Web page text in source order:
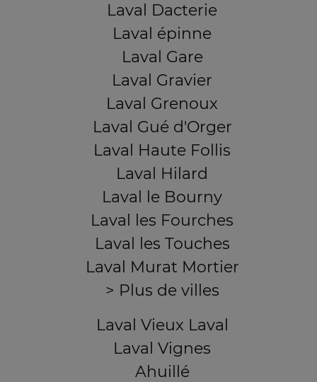
Laval Dacterie
Laval épinne
Laval Gare
Laval Gravier
Laval Grenoux
Laval Gué d'Orger
Laval Haute Follis
Laval Hilard
Laval le Bourny
Laval les Fourches
Laval les Touches
Laval Murat Mortier
> Plus de villes
Laval Vieux Laval
Laval Vignes
Ahuillé